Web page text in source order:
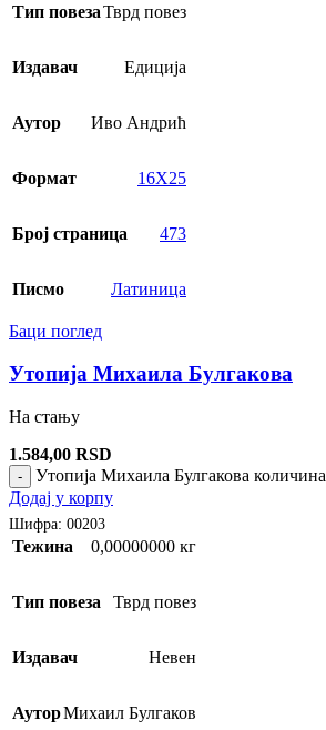
Тип повезаТврд повез
Издавач Едиција
Аутор Иво Андрић
Формат 16X25
Број страница 473
Писмо Латиница
Баци поглед
Утопија Михаила Булгакова
На стању
1.584,00 RSD
- Утопија Михаила Булгакова количина
Додај у корпу
Шифра: 00203
Тежина 0,00000000 кг
Тип повеза Тврд повез
Издавач Невен
АуторМихаил Булгаков